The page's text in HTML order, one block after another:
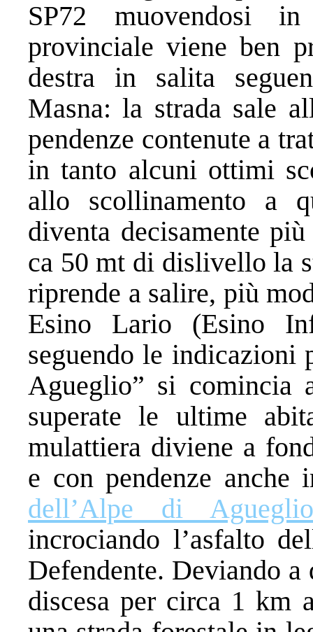
SP72 muovendosi
provinciale viene ben
destra in salita
Masna: la strada sale
pendenze contenute a
in tanto alcuni ottimi
allo scollinamento a
diventa decisamente
ca 50 mt di dislivello la
riprende a salire, più
Esino Lario (Esino
seguendo le indicazioni
Agueglio” si comincia
superate le ultime
mulattiera diviene a
e con pendenze
dell’Alpe di Agueglio
incrociando l’asfalto
Defendente. Deviando
discesa per circa 1 km